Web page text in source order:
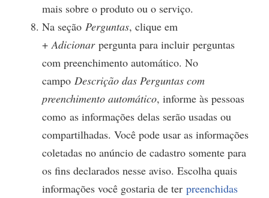
mais sobre o produto ou o serviço.
Na seção Perguntas, clique em
+ Adicionarpergunta para incluir perguntas
com preenchimento automático. No
campo Descrição das Perguntas com
preenchimento automático, informe às pessoas
como as informações delas serão usadas ou
compartilhadas. Você pode usar as informações
coletadas no anúncio de cadastro somente para
os fins declarados nesse aviso. Escolha quais
informações você gostaria de ter preenchidas